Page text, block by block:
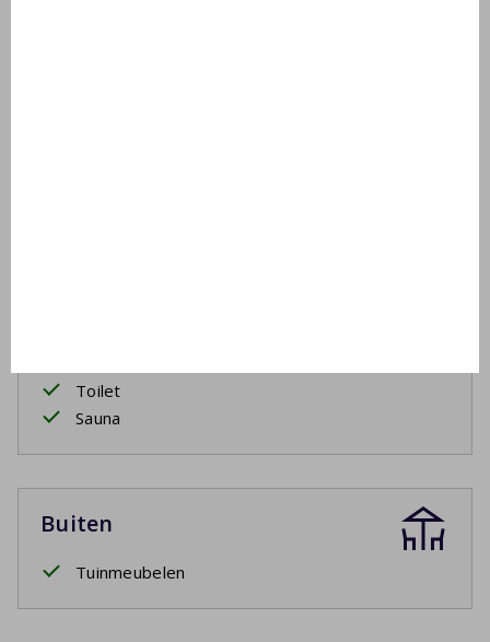
Toilet
Sauna
Buiten
Tuinmeubelen